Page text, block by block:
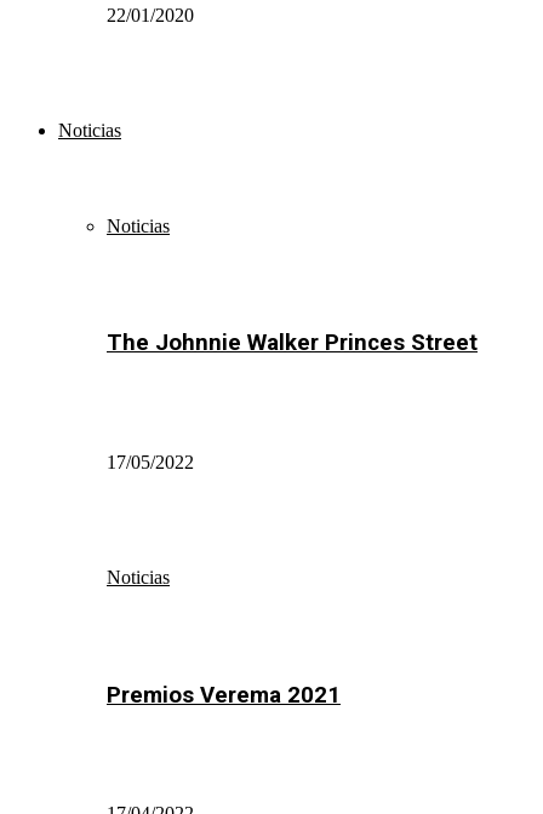
22/01/2020
Noticias
Noticias
The Johnnie Walker Princes Street
17/05/2022
Noticias
Premios Verema 2021